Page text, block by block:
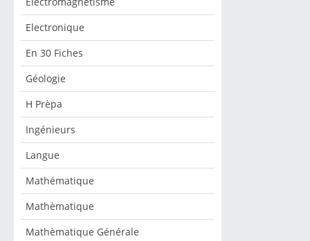
Electronique
En 30 Fiches
Géologie
H Prèpa
Ingénieurs
Langue
Mathématique
Mathèmatique
Mathèmatique Générale